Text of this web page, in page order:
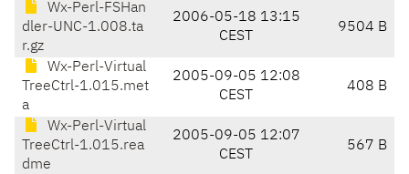
Wx-Perl-FSHan
dler-UNC-1.008.ta
r.gz
2006-05-18 13:15
CEST
9504 B
Wx-Perl-Virtual
TreeCtrl-1.015.met
a
2005-09-05 12:08
CEST
408 B
Wx-Perl-Virtual
TreeCtrl-1.015.rea
dme
2005-09-05 12:07
CEST
567 B